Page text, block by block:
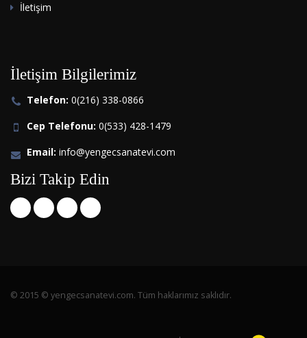
İletişim
İletişim Bilgilerimiz
Telefon: 0(216) 338-0866
Cep Telefonu: 0(533) 428-1479
Email: info@yengecsanatevi.com
Bizi Takip Edin
© 2015 © yengecsanatevi.com. Tüm haklarımız saklıdır.